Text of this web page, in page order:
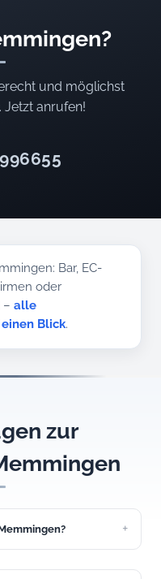
und möglichst
Jetzt anrufen!
Bar, EC-
oder
–alle
Blick.
zur
ab und wird